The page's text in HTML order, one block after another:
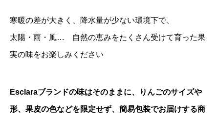
寒暖の差が大きく、降水量が少ない環境下で、
太陽・雨・風… 自然の恵みをたくさん受けて育った果
実の味をお楽しみください
Esclaraブランドの味はそのままに、りんごのサイズや
形、果皮の色などを限定せず、簡易包装でお届けする商